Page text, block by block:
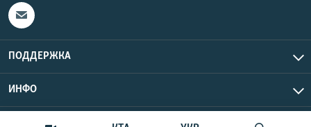
ПОДДЕРЖКА
ИНФО